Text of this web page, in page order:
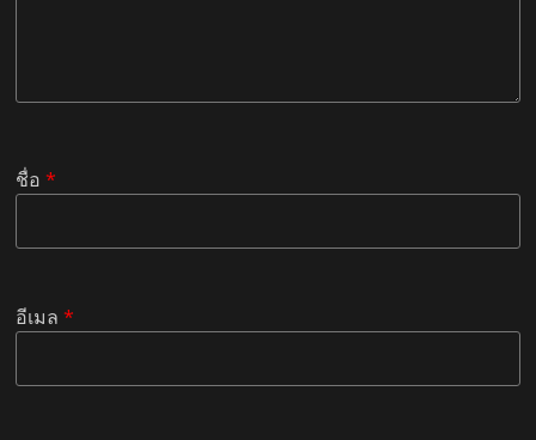
ชื่อ*
อีเมล*